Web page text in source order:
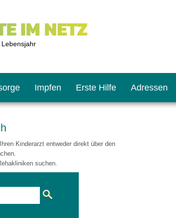
IM NETZ
Impfen Erste Hilfe Adressen
Kinderarzt entweder direkt über den
suchen.